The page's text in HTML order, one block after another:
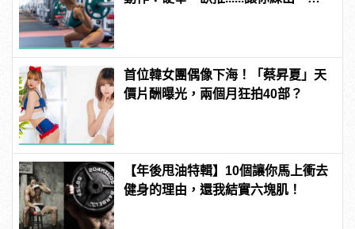
首位韓女團偶像下海！「蔡昇夏」天
價片酬曝光，兩個月狂拍40部？
【年後甩油特輯】10個讓你馬上衝去
健身的理由，還我結實六塊肌！